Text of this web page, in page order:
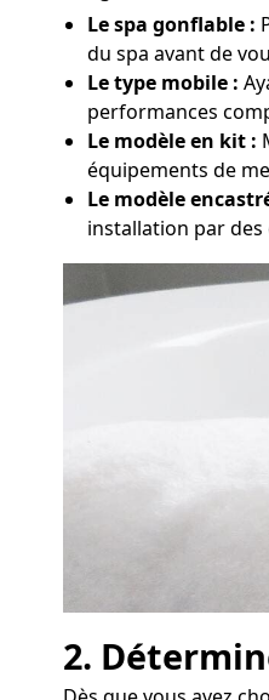
Le spa gonflable :
du spa avant de
Le type mobile :
performances
Le modèle en kit :
équipements de
Le modèle
installation par
2.